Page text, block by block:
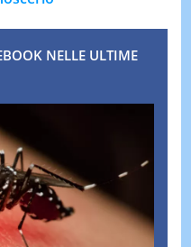
NELLE ULTIME